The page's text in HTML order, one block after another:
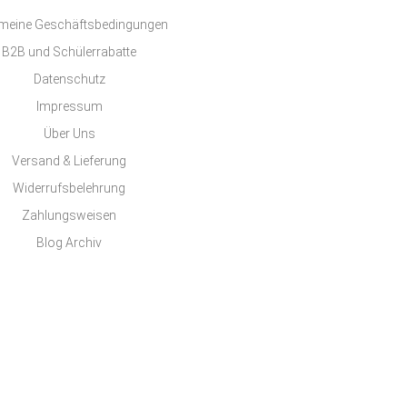
Geschäftsbedingungen
B2B und Schülerrabatte
Datenschutz
Impressum
Über Uns
Versand & Lieferung
Widerrufsbelehrung
Zahlungsweisen
Blog Archiv